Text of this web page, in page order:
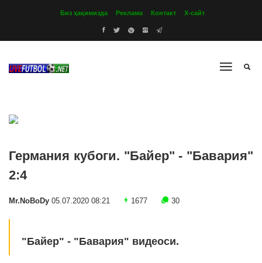
Биз ҳақимизда Реклама Контакт Х-сайт
Германия кубоги. "Байер" - "Бавария"
2:4
Mr.NoBoDy 05.07.2020 08:21 1677 30
"Байер" - "Бавария" видеоси.